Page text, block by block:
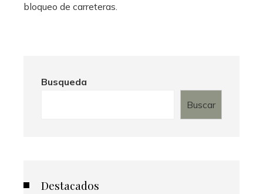
bloqueo de carreteras.
Busqueda
Buscar
Destacados